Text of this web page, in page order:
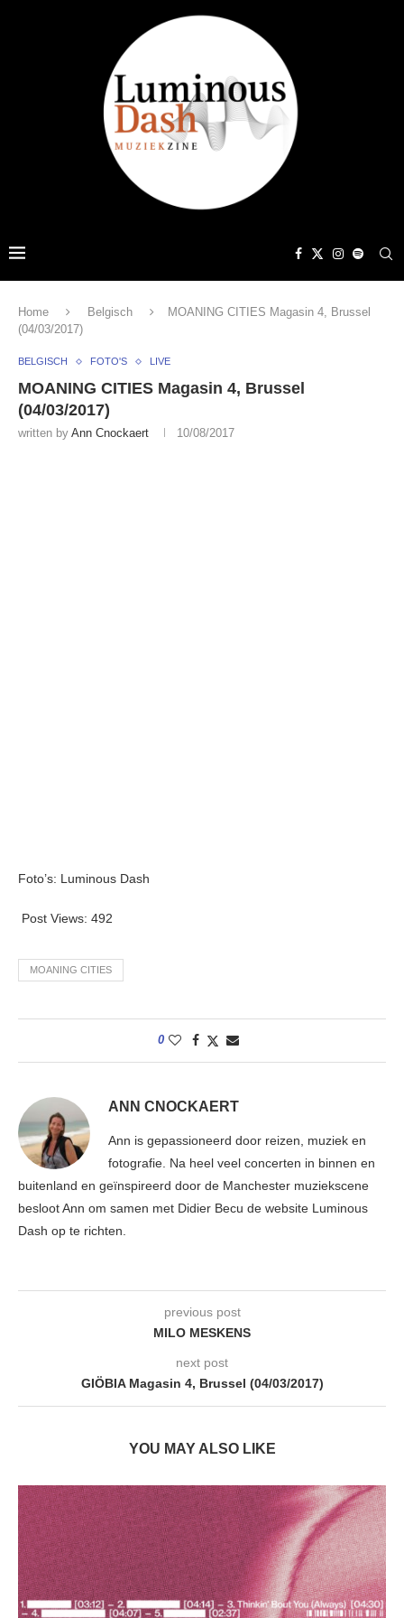
Home Belgisch
MOANING CITIES Magasin 4, Brussel
(04/03/2017)
BELGISCH FOTO'S LIVE
MOANING CITIES Magasin 4, Brussel
(04/03/2017)
written by Ann Cnockaert 10/08/2017
Foto’s: Luminous Dash
Post Views: 492
MOANING CITIES
0
ANN CNOCKAERT
Ann is gepassioneerd door reizen, muziek en
fotografie. Na heel veel concerten in binnen en
buitenland en geïnspireerd door de Manchester muziekscene
besloot Ann om samen met Didier Becu de website Luminous
Dash op te richten.
previous post
MILO MESKENS
next post
GIÖBIA Magasin 4, Brussel (04/03/2017)
YOU MAY ALSO LIKE